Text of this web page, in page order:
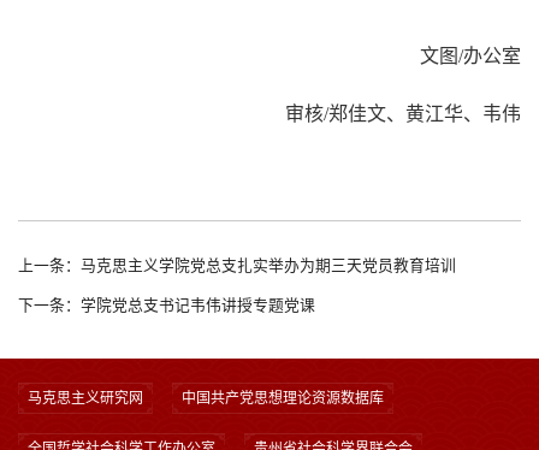
文图/办公室
审核/郑佳文、黄江华、韦伟
上一条：马克思主义学院党总支扎实举办为期三天党员教育培训
下一条：学院党总支书记韦伟讲授专题党课
马克思主义研究网 中国共产党思想理论资源数据库